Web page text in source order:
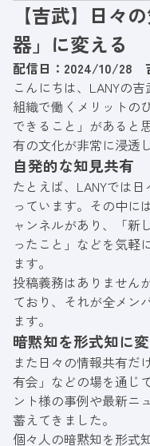
域、クリニック領域など幅
【吉武】日々
器」に変える
配信日：2024/10/28
こんにちは、LANYの吉
組織で働くメリットの
できること」があると
有の文化が非常に浸透
自発的な知見共有
たとえば、LANYでは
っています。その中に
ャンネルがあり、「新
ったこと」などを気軽
ます。
投稿義務はありません
ており、それが全メン
ます。
暗黙知を形式知に
また日々の情報共有だ
有会」などの場を通じ
ント様の事例や最新ニ
蓄えてきました。
個々人の暗黙知を形式